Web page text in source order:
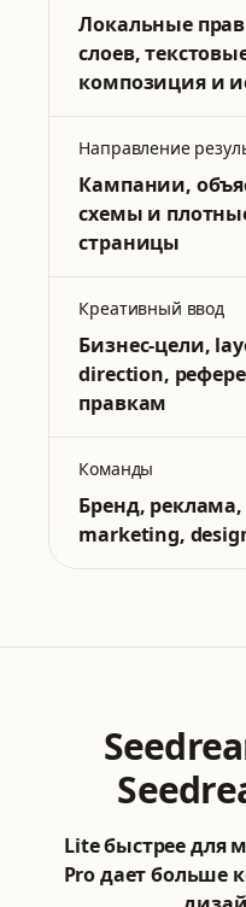
Локальные
слоев,
композиция и
Направление
Кампании,
схемы и
страницы
Креативный ввод
Бизнес-цели,
direction,
правкам
Команды
Бренд,
marketing,
Lite быстрее для
Pro дает больше